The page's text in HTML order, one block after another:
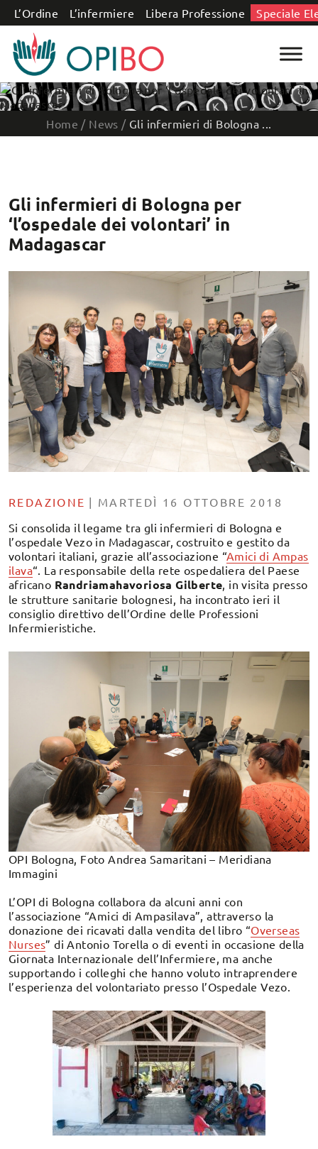
Salta al contenuto
L’Ordine L’infermiere Libera Professione Speciale
Home / News / Gli infermieri di Bologna ...
Gli infermieri di Bologna per
‘l’ospedale dei volontari’ in
Madagascar
REDAZIONE | MARTEDÌ 16 OTTOBRE 2018
Si consolida il legame tra gli infermieri di Bologna e
l’ospedale Vezo in Madagascar, costruito e gestito da
volontari italiani, grazie all’associazione “Amici di Ampas
ilava“. La responsabile della rete ospedaliera del Paese
africano Randriamahavoriosa Gilberte , in visita presso
le strutture sanitarie bolognesi, ha incontrato ieri il
consiglio direttivo dell’Ordine delle Professioni
Infermieristiche.
OPI Bologna, Foto Andrea Samaritani – Meridiana
Immagini
L’OPI di Bologna collabora da alcuni anni con
l’associazione “Amici di Ampasilava”, attraverso la
donazione dei ricavati dalla vendita del libro “Overseas
Nurses” di Antonio Torella o di eventi in occasione della
Giornata Internazionale dell’Infermiere, ma anche
supportando i colleghi che hanno voluto intraprendere
l’esperienza del volontariato presso l’Ospedale Vezo.